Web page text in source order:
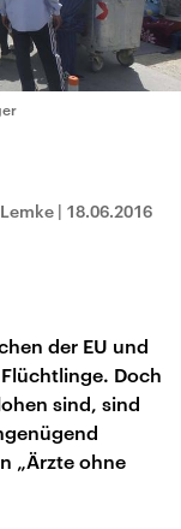
| 18.06.2016
der EU und
Doch
sind, sind
„Ärzte ohne